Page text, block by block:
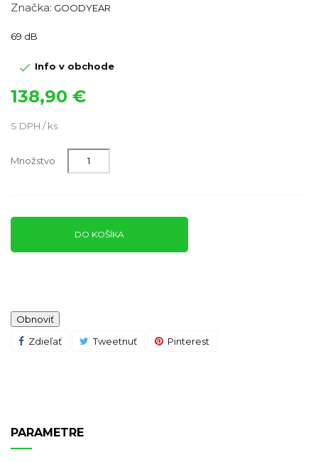
Značka: GOODYEAR
69 dB
 Info v obchode
138,90 €
S DPH / ks
Množstvo
DO KOŠÍKA
Zdieľať Tweetnuť Pinterest
PARAMETRE